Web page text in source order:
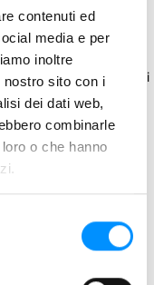
contenuti ed
media e per
inoltre
sito con i
dei dati web,
combinarle
o che hanno
March 10, 2023
il Neoprene Mat, i Dadi
d'acquisto.
assieme ad altro
in questa
a un GA successivo.
prezzo di listino o
dall'editore.